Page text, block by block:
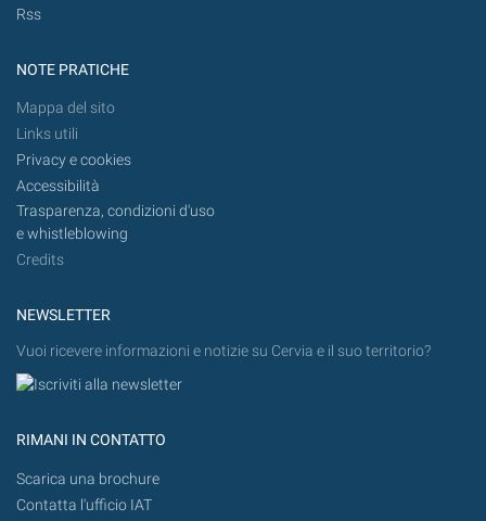
Rss
NOTE PRATICHE
Mappa del sito
Links utili
Privacy e cookies
Accessibilità
Trasparenza, condizioni d'uso
e whistleblowing
Credits
NEWSLETTER
Vuoi ricevere informazioni e notizie su Cervia e il suo territorio?
RIMANI IN CONTATTO
Scarica una brochure
Contatta l'ufficio IAT